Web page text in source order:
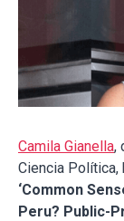
Camila Gianella,
Ciencia Política,
‘Common
Peru? Public-